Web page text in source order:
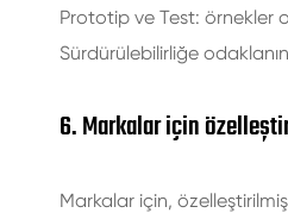
Prototip ve Test: örnekler
Sürdürülebilirliğe
6. Markalar için
Markalar için,